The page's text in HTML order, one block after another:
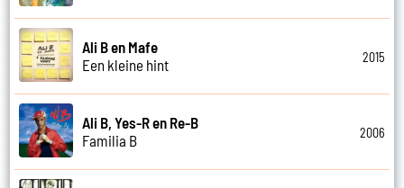
Ali B en Mafe
Een kleine hint
2015
Ali B, Yes-R en Re-B
Familia B
2006